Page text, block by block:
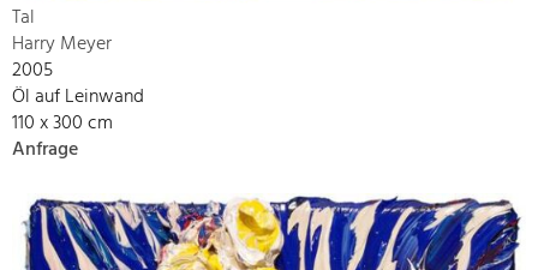
Tal
Harry Meyer
2005
Öl auf Leinwand
110 x 300 cm
Anfrage